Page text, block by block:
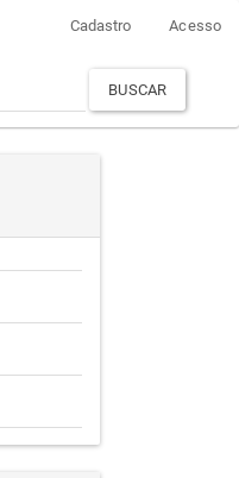
Cadastro Acesso
BUSCAR